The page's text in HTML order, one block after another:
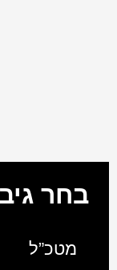
בחר
מטכ”ל